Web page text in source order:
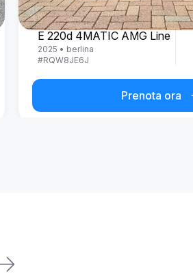
Mercedes Benz
E 220d 4MATIC AMG Line
2025 • berlina
#RQW8JE6J
Prenota ora